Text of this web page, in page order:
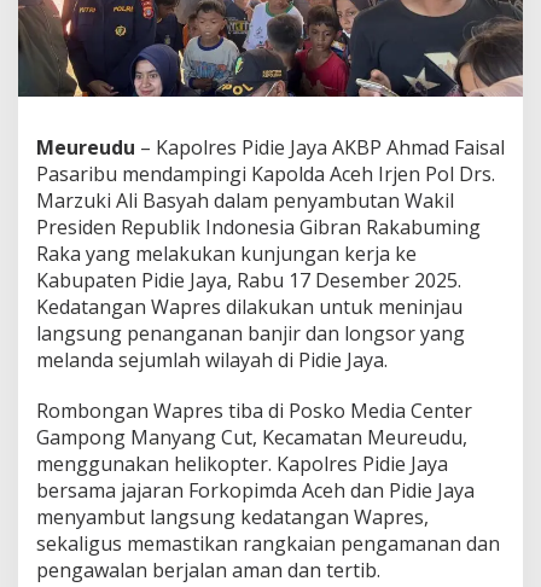
a
m
p
i
n
i
K
a
p
o
l
a
A
c
e
S
a
m
b
u
t
W
a
p
Meureudu – Kapolres Pidie Jaya AKBP Ahmad Faisal
Pasaribu mendampingi Kapolda Aceh Irjen Pol Drs.
Marzuki Ali Basyah dalam penyambutan Wakil
Presiden Republik Indonesia Gibran Rakabuming
Raka yang melakukan kunjungan kerja ke
Kabupaten Pidie Jaya, Rabu 17 Desember 2025.
Kedatangan Wapres dilakukan untuk meninjau
langsung penanganan banjir dan longsor yang
melanda sejumlah wilayah di Pidie Jaya.
Rombongan Wapres tiba di Posko Media Center
Gampong Manyang Cut, Kecamatan Meureudu,
menggunakan helikopter. Kapolres Pidie Jaya
bersama jajaran Forkopimda Aceh dan Pidie Jaya
menyambut langsung kedatangan Wapres,
sekaligus memastikan rangkaian pengamanan dan
pengawalan berjalan aman dan tertib.